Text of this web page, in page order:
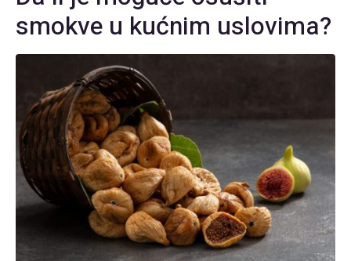
smokve u kućnim uslovima?